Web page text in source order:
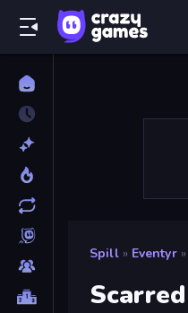
Spill » Eventyr »
Scarred